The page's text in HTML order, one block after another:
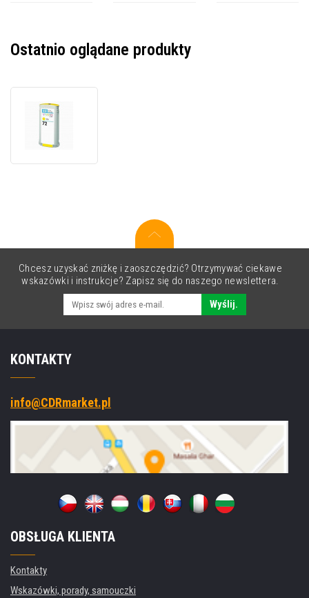
Ostatnio oglądane produkty
(yellow)
Chcesz uzyskać zniżkę i zaoszczędzić? Otrzymywać ciekawe
wskazówki i instrukcje? Zapisz się do naszego newslettera.
Wyślij.
KONTAKTY
info@CDRmarket.pl
OBSŁUGA KLIENTA
Kontakty
Wskazówki, porady, samouczki